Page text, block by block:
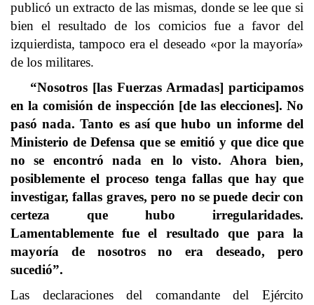
publicó un extracto de las mismas, donde se lee que si
bien el resultado de los comicios fue a favor del
izquierdista, tampoco era el deseado «por la mayoría»
de los militares.
“Nosotros [las Fuerzas Armadas] participamos
en la comisión de inspección [de las elecciones]. No
pasó nada. Tanto es así que hubo un informe del
Ministerio de Defensa que se emitió y que dice que
no se encontró nada en lo visto. Ahora bien,
posiblemente el proceso tenga fallas que hay que
investigar, fallas graves, pero no se puede decir con
certeza que hubo irregularidades.
Lamentablemente fue el resultado que para la
mayoría de nosotros no era deseado, pero
sucedió”.
Las declaraciones del comandante del Ejército